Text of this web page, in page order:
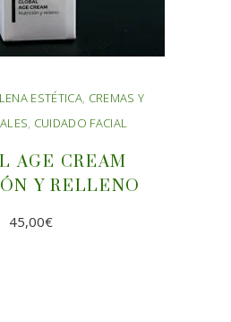
ESTÉTICA, CREMAS Y
, CUIDADO FACIAL
AGE CREAM
Y RELLENO
45,00€